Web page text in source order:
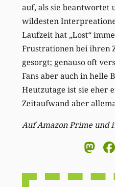
auf, als sie beantwortet
wildesten
Laufzeit hat „Lost“
Frustrationen bei ihren
gesorgt; genauso oft
Fans aber auch in helle
Heutzutage ist sie eher
Zeitaufwand aber
Auf Amazon Prime und